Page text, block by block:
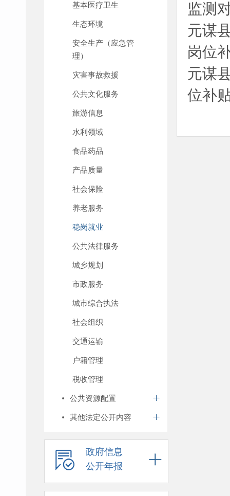
基本医疗卫生
生态环境
安全生产（应急管
理）
灾害事故救援
公共文化服务
旅游信息
水利领域
食品药品
产品质量
社会保险
养老服务
稳岗就业
公共法律服务
城乡规划
市政服务
城市综合执法
社会组织
交通运输
户籍管理
税收管理
公共资源配置
其他法定公开内容
政府信息
公开年报
监测
元谋
岗位
元谋
位补